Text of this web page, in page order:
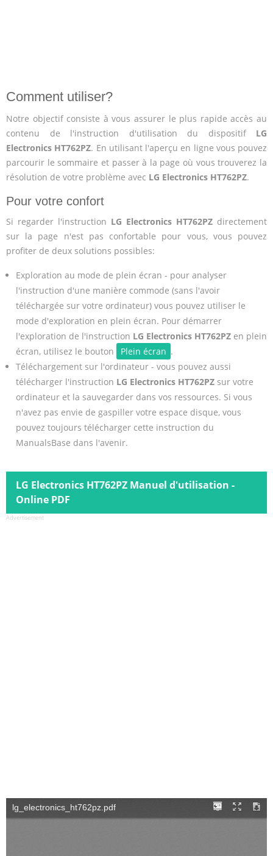
Comment utiliser?
Notre objectif consiste à vous assurer le plus rapide accès au
contenu de l'instruction d'utilisation du dispositif LG
Electronics HT762PZ. En utilisant l'aperçu en ligne vous pouvez
parcourir le sommaire et passer à la page où vous trouverez la
résolution de votre problème avec LG Electronics HT762PZ.
Pour votre confort
Si regarder l'instruction LG Electronics HT762PZ directement
sur la page n'est pas confortable pour vous, vous pouvez
profiter de deux solutions possibles:
Exploration au mode de plein écran - pour analyser
l'instruction d'une manière commode (sans l'avoir
téléchargée sur votre ordinateur) vous pouvez utiliser le
mode d'exploration en plein écran. Pour démarrer
l'exploration de l'instruction LG Electronics HT762PZen plein
écran, utilisez le bouton
Plein écran .
Téléchargement sur l'ordinateur - vous pouvez aussi
télécharger l'instruction LG Electronics HT762PZsur votre
ordinateur et la sauvegarder dans vos ressources. Si vous
n'avez pas envie de gaspiller votre espace disque, vous
pouvez toujours télécharger cette instruction du
ManualsBase dans l'avenir.
LG Electronics HT762PZ Manuel d'utilisation -
Online PDF
Advertisement